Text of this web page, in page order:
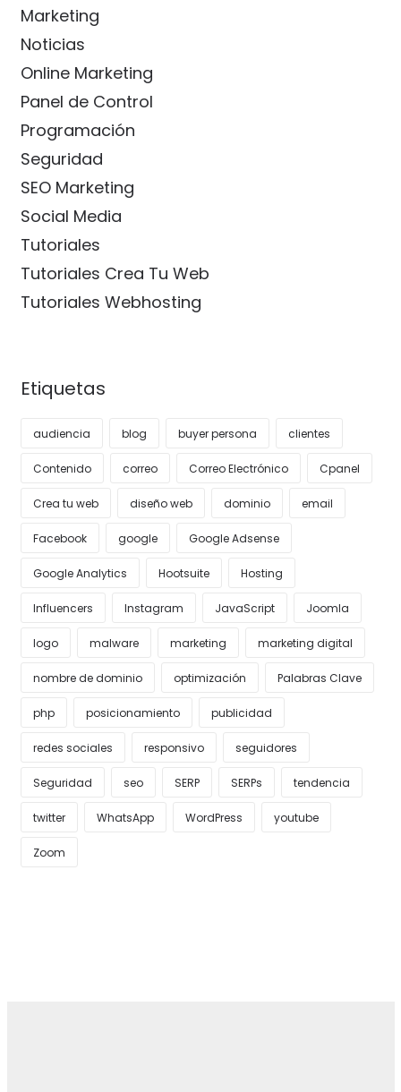
Marketing
Noticias
Online Marketing
Panel de Control
Programación
Seguridad
SEO Marketing
Social Media
Tutoriales
Tutoriales Crea Tu Web
Tutoriales Webhosting
Etiquetas
audiencia blog buyer persona clientes
Contenido correo Correo Electrónico Cpanel
Crea tu web diseño web dominio email
Facebook google Google Adsense
Google Analytics Hootsuite Hosting
Influencers Instagram JavaScript Joomla
logo malware marketing marketing digital
nombre de dominio optimización Palabras Clave
php posicionamiento publicidad
redes sociales responsivo seguidores
Seguridad seo SERP SERPs tendencia
twitter WhatsApp WordPress youtube
Zoom